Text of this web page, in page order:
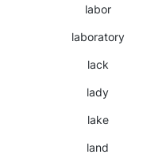
labor
laboratory
lack
lady
lake
land